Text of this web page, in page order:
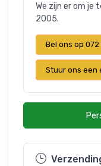
We zijn er om je
2005.
Bel ons op
Stuur ons een